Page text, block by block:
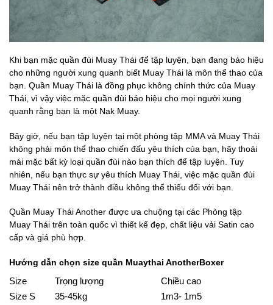
Khi bạn mặc quần đùi Muay Thái để tập luyện, bạn đang báo hiệu
cho những người xung quanh biết Muay Thái là môn thể thao của
bạn. Quần Muay Thái là đồng phục không chính thức của Muay
Thái, vì vậy việc mặc quần đùi báo hiệu cho mọi người xung
quanh rằng bạn là một Nak Muay.
Bây giờ, nếu bạn tập luyện tại một phòng tập MMA và Muay Thái
không phải môn thể thao chiến đấu yêu thích của bạn, hãy thoải
mái mặc bất kỳ loại quần đùi nào bạn thích để tập luyện. Tuy
nhiên, nếu bạn thực sự yêu thích Muay Thái, việc mặc quần đùi
Muay Thái nên trở thành điều không thể thiếu đối với bạn.
Quần Muay Thái Another được ưa chuộng tại các Phòng tập
Muay Thái trên toàn quốc vì thiết kế đẹp, chất liệu vải Satin cao
cấp và giá phù hợp.
Hướng dẫn chọn size quần Muaythai AnotherBoxer
Size Trọng lượng
Chiều cao
Size S
35-45kg
1m3- 1m5